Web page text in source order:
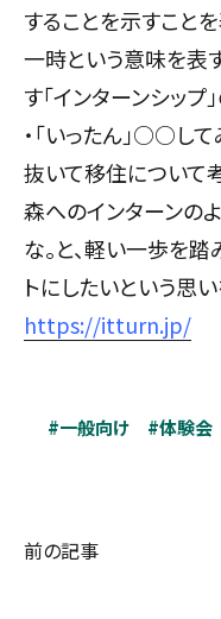
することを示すことを
一時という意味を表
す「インターンシッ
・「いったん」○○し
抜いて移住について
森へのインターンの
な。と、軽い一歩を
トにしたいという思
https://itturn.jp/
#一般向け #体験会
前の記事